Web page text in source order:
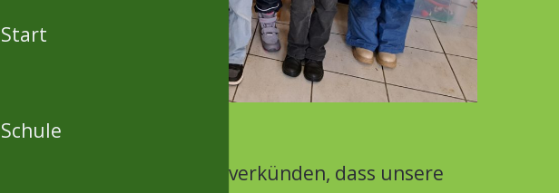
Start
Schule
Freude dürfen wir verkünden, dass unsere